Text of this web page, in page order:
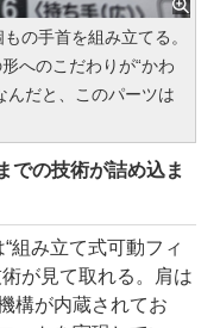
の手首を組み立てる。
へのこだわりが“かわ
んだと、このパーツは
での技術が詰め込ま
組み立て式可動フィ
が見て取れる。肩は
構が内蔵されてお